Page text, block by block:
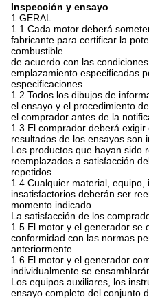
Inspección y ensayo
1 GERAL
1.1 Cada motor deberá
fabricante para certificar la
combustible.
de acuerdo con las
emplazamiento especificadas
especificaciones.
1.2 Todos los dibujos de
el ensayo y el procedimiento
el comprador antes de la
1.3 El comprador deberá
resultados de los ensayos son
Los productos que hayan sido
reemplazados a satisfacción
repetidos.
1.4 Cualquier material,
insatisfactorios deberán ser
momento indicado.
La satisfacción de los
1.5 El motor y el generador se
conformidad con las normas
anteriormente.
1.6 El motor y el generador
individualmente se
Los equipos auxiliares, los
ensayo completo del conjunto